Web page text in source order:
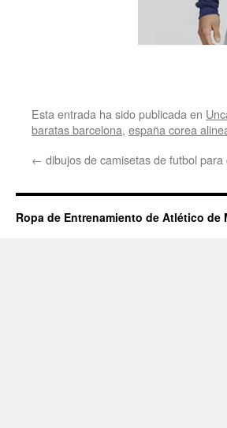
Esta entrada ha sido publicada en
baratas barcelona, españa corea
← dibujos de camisetas de futbol para
Ropa de Entrenamiento de Atlético